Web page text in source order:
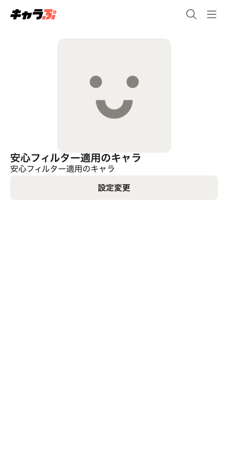
安心フィルター適用のキャラ
安心フィルター適用のキャラ
設定変更